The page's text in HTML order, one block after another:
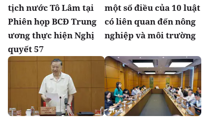
tịch nước Tô Lâm tại
Phiên họp BCĐ Trung
ương thực hiện Nghị
quyết 57
một số điều của 10 luật
có liên quan đến nông
nghiệp và môi trường